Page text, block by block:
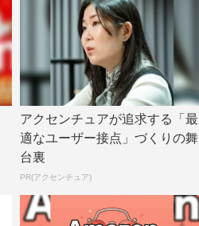
アクセンチュアが追求する「最
適なユーザー接点」づくりの舞
台裏
PR(アクセンチュア)